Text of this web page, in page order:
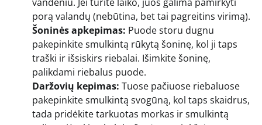
vandeniu. Jei turite laiko, juos galima pamirkyti
porą valandų (nebūtina, bet tai pagreitins virimą).
Šoninės apkepimas: Puode storu dugnu
pakepinkite smulkintą rūkytą šoninę, kol ji taps
traški ir išsiskirs riebalai. Išimkite šoninę,
palikdami riebalus puode.
Daržovių kepimas: Tuose pačiuose riebaluose
pakepinkite smulkintą svogūną, kol taps skaidrus,
tada pridėkite tarkuotas morkas ir smulkintą